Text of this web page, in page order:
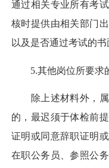
通过相关专业所有考
核时提供由相关部门
以及是否通过考试的书
5.其他岗位所要求的
除上述材料外，属
的，最迟须于体检前
证明或同意辞职证明
在职公务员、参照公